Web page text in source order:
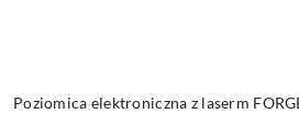
Poziomica elektroniczna z laserm